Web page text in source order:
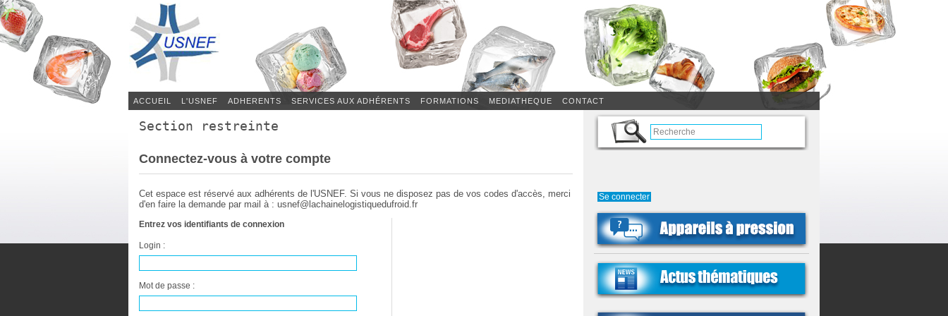
ACCUEIL L'USNEF ADHERENTS SERVICES AUX ADHÉRENTS FORMATIONS MEDIATHEQUE CONTACT
Section restreinte
Connectez-vous à votre compte
Cet espace est réservé aux adhérents de l'USNEF. Si vous ne disposez pas de vos codes d'accès, merci
d'en faire la demande par mail à : usnef@lachainelogistiquedufroid.fr
Entrez vos identifiants de connexion
Login :
Mot de passe :
Se connecter